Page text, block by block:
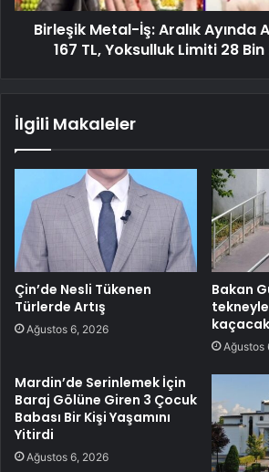
Birleşik Metal-İş: Aralık Ayında
167 TL, Yoksulluk Limiti 28
İlgili Makaleler
Çin’de Nesli Tükenen
Türlerde Artış
Ağustos 6, 2026
Bakan
Ağustos
Mardin’de Serinlemek İçin
Baraj Gölüne Giren 3 Çocuk
Babası Bir Kişi Yaşamını
Yitirdi
Ağustos 6, 2026